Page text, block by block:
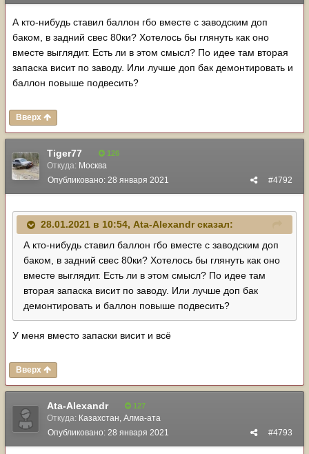
А кто-нибудь ставил баллон гбо вместе с заводским доп
баком, в задний свес 80ки? Хотелось бы глянуть как оно
вместе выглядит. Есть ли в этом смысл? По идее там вторая
запаска висит по заводу. Или лучше доп бак демонтировать и
баллон повыше подвесить?
Вверх
Tiger77 126
Откуда: Москва
#4792
Опубликовано: 28 января 2021
28.01.2021 в 10:54, Ata-Alexandrсказал:
А кто-нибудь ставил баллон гбо вместе с заводским доп
баком, в задний свес 80ки? Хотелось бы глянуть как оно
вместе выглядит. Есть ли в этом смысл? По идее там
вторая запаска висит по заводу. Или лучше доп бак
демонтировать и баллон повыше подвесить?
У меня вместо запаски висит и всё
Вверх
Ata-Alexandr 127
Откуда: Казахстан, Алма-ата
#4793
Опубликовано: 28 января 2021